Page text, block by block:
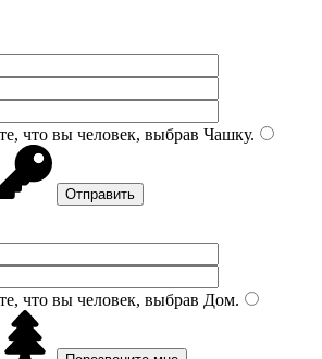
что вы человек, выбрав Чашку.
что вы человек, выбрав Дом.